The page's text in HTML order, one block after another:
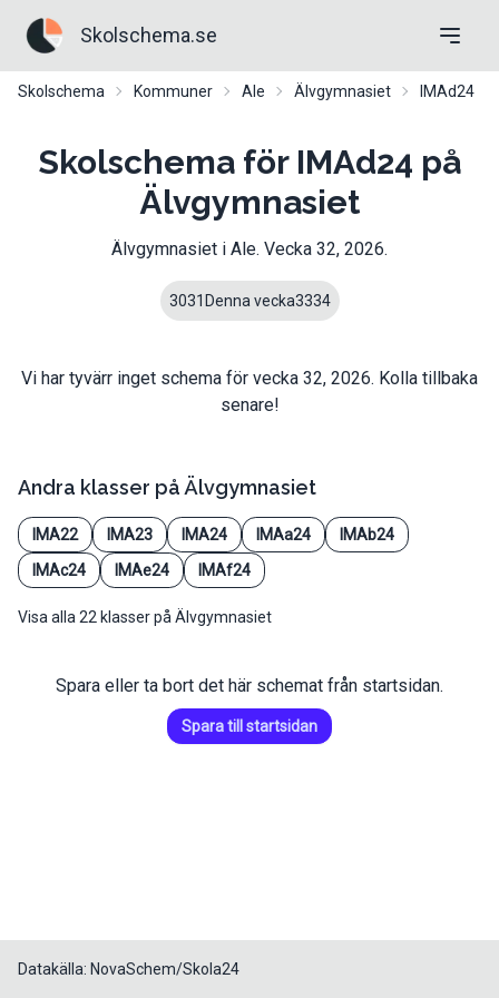
Skolschema.se
Skolschema Kommuner Ale Älvgymnasiet IMAd24
Skolschema för IMAd24 på
Älvgymnasiet
Älvgymnasiet i Ale. Vecka 32, 2026.
3031 Denna vecka3334
Vi har tyvärr inget schema för vecka 32, 2026. Kolla tillbaka
senare!
Andra klasser på Älvgymnasiet
IMA22 IMA23 IMA24 IMAa24
IMAb24
IMAc24
IMAe24 IMAf24
Visa alla 22 klasser på Älvgymnasiet
Spara eller ta bort det här schemat från startsidan.
Spara till startsidan
Datakälla: NovaSchem/Skola24